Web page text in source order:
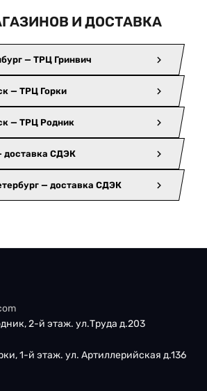
И ДОСТАВКА
— ТРЦ Гринвич
— ТРЦ Горки
— ТРЦ Родник
доставка СДЭК
— доставка СДЭК
2-й этаж. ул.Труда д.203
1-й этаж. ул. Артиллерийская д.136